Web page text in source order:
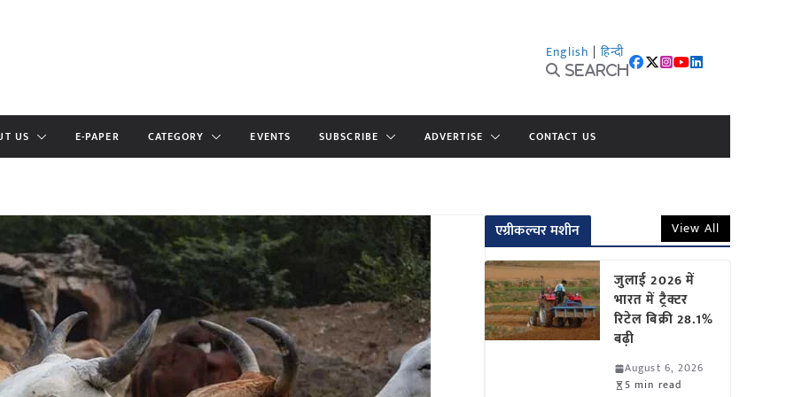
English | हिन्दी
Search
US E-PAPER CATEGORY EVENTS SUBSCRIBE ADVERTISE CONTACT US
एग्रीकल्चर मशीन View All
जुलाई 2026 में
भारत में ट्रैक्टर
रिटेल बिक्री 28.1%
बढ़ी
August 6, 2026
5 min read